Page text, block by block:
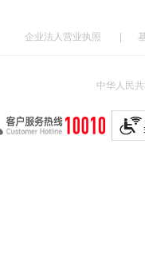
企业法人营业执照
中华人民